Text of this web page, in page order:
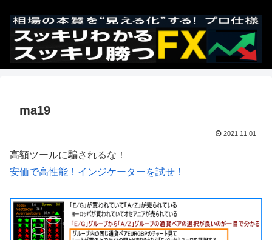
ma19
2021.11.01
高額ツールに騙されるな！
安価で高性能！インジケーターを試せ！